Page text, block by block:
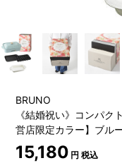
BRUNO
《結婚祝い》コンパ
営店限定カラー】ブル
15,180 円 税込